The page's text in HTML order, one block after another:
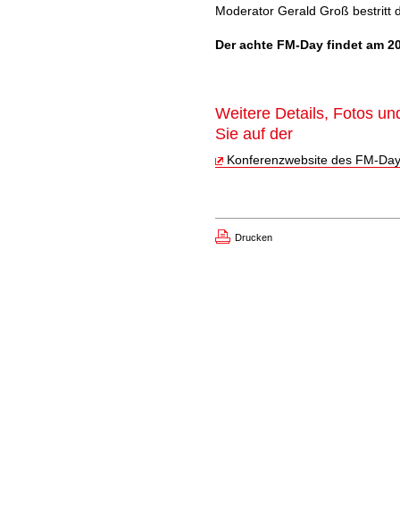
Moderator Gerald Groß bestritt
Der achte FM-Day findet am
Weitere Details, Fotos
Sie auf der
Konferenzwebsite des FM-
Drucken